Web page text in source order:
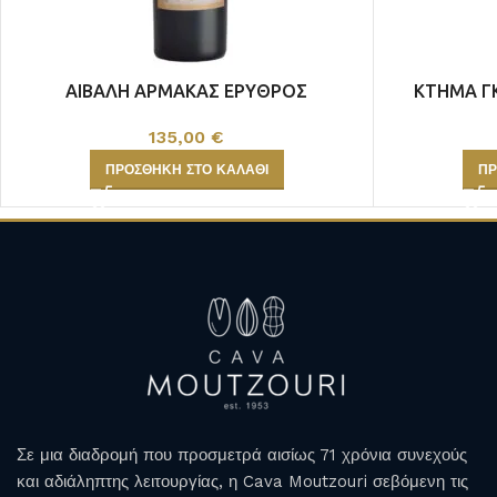
ΑΙΒΑΛΗ ΑΡΜΑΚΑΣ ΕΡΥΘΡΟΣ
135,00€
ΠΡΟΣΘΉΚΗ ΣΤΟ ΚΑΛΆΘΙ
ΚΤΗΜΑ
Σε μια διαδρομή που προσμετρά αισίως 71 χρόνια συνεχούς
και αδιάληπτης λειτουργίας, η Cava Moutzouri σεβόμενη τις